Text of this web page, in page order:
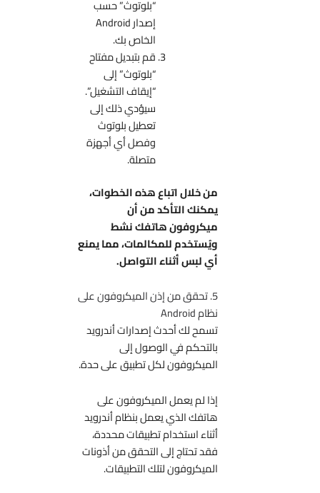
“بلوتوث” حسب
إصدار Android
الخاص بك.
قم بتبديل مفتاح
“بلوتوث” إلى
“إيقاف التشغيل”.
سيؤدي ذلك إلى
تعطيل بلوتوث
وفصل أي أجهزة
متصلة.
من خلال اتباع هذه الخطوات،
يمكنك التأكد من أن
ميكروفون هاتفك نشط
ويُستخدم للمكالمات، مما يمنع
أي لبس أثناء التواصل.
5. تحقق من إذن الميكروفون على
نظام Android
تسمح لك أحدث إصدارات أندرويد
بالتحكم في الوصول إلى
الميكروفون لكل تطبيق على حدة.
إذا لم يعمل الميكروفون على
هاتفك الذي يعمل بنظام أندرويد
أثناء استخدام تطبيقات محددة،
فقد تحتاج إلى التحقق من أذونات
الميكروفون لتلك التطبيقات.